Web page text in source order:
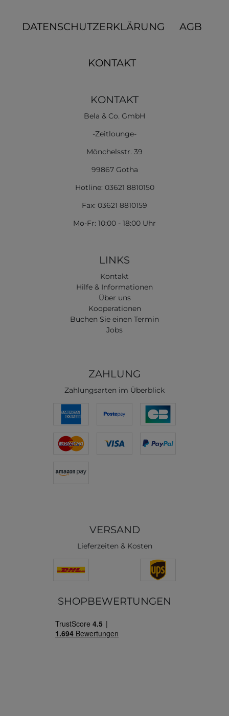
DATENSCHUTZERKLÄRUNG AGB
KONTAKT
KONTAKT
Bela & Co. GmbH
-Zeitlounge-
Mönchelsstr. 39
99867 Gotha
Hotline: 03621 8810150
Fax: 03621 8810159
Mo-Fr: 10:00 - 18:00 Uhr
LINKS
Kontakt
Hilfe & Informationen
Über uns
Kooperationen
Buchen Sie einen Termin
Jobs
ZAHLUNG
Zahlungsarten im Überblick
VERSAND
Lieferzeiten & Kosten
SHOPBEWERTUNGEN